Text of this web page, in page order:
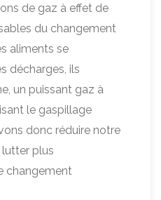
de gaz à effet de
du changement
aliments se
décharges, ils
un puissant gaz à
le gaspillage
donc réduire notre
plus
changement